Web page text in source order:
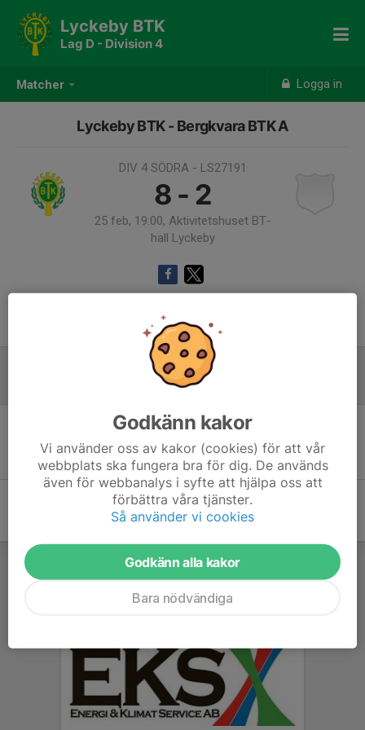
Matcher Logga in
Lyckeby BTK
Lag D - Division 4
Lyckeby BTK - Bergkvara BTK A
DIV 4 SÖDRA - LS27191
8 - 2
25 feb, 19:00, Aktivitetshuset BT-
hall Lyckeby
Samling 18:00
Inget referat skrivet
Godkänn kakor
Vi använder oss av kakor (cookies) för att vår
webbplats ska fungera bra för dig. De används
även för webbanalys i syfte att hjälpa oss att
förbättra våra tjänster.
Så använder vi cookies
Godkänn alla kakor
Bara nödvändiga